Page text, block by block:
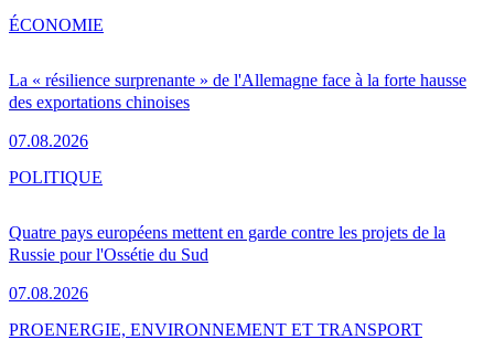
La « résilience surprenante » de l'Allemagne face à la forte hausse
des exportations chinoises
07.08.2026
ÉCONOMIE
Quatre pays européens mettent en garde contre les projets de la
Russie pour l'Ossétie du Sud
07.08.2026
POLITIQUE
PROENERGIE, ENVIRONNEMENT ET TRANSPORT